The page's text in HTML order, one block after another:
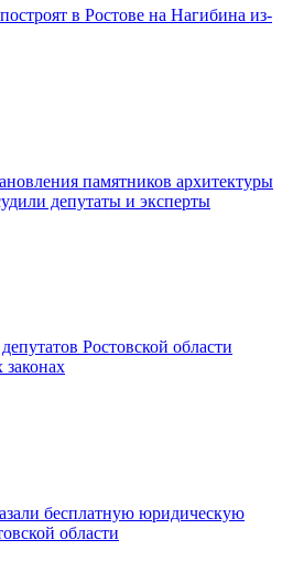
в Ростове на Нагибина из-
памятников архитектуры
депутаты и эксперты
Ростовской области
бесплатную юридическую
области